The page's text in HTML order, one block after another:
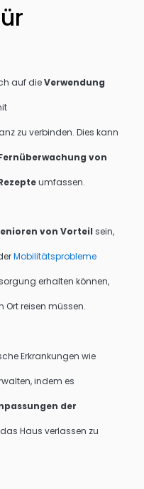
auf dieVerwendung
zu verbinden. Dies kann
von
umfassen.
von Vorteil sein,
Mobilitätsprobleme
erhalten können,
Ort reisen müssen.
Erkrankungen wie
indem es
der
Haus verlassen zu